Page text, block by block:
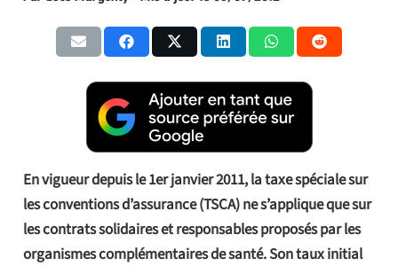
En vigueur depuis le 1er janvier 2011, la taxe spéciale sur
les conventions d’assurance (TSCA) ne s’applique que sur
les contrats solidaires et responsables proposés par les
organismes complémentaires de santé. Son taux initial